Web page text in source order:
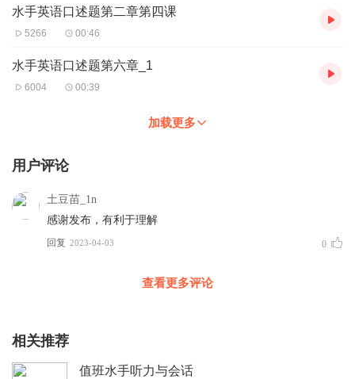
水手英语口述题第二章第四课
5266 00:46
水手英语口述题第六章_1
6004 00:39
加载更多
用户评论
土豆苗_1n
感谢发布，有利于理解
回复 2023-04-03 0
查看更多评论
相关推荐
值班水手听力与会话